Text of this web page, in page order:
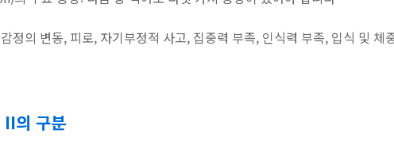
정의 변동, 피로, 자기부정적 사고, 집중력 부족, 인식력 부족, 입식 및 체
II의 구분